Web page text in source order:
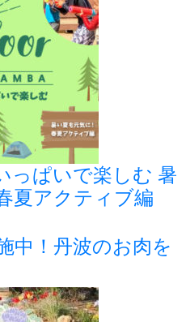
っぱいで楽しむ 暑
夏アクティブ編
中！丹波のお肉を